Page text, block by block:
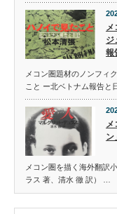
ジ
報
メコン圏題材のノンフィ
こと ー北ベトナム報告と
ン
メコン圏を描く海外翻訳
ラス 著、清水 徹 訳） …